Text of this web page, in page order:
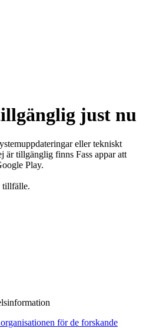
just nu
eller tekniskt
är tillgänglig finns Fass appar att
Play.
tillfälle.
för de forskande